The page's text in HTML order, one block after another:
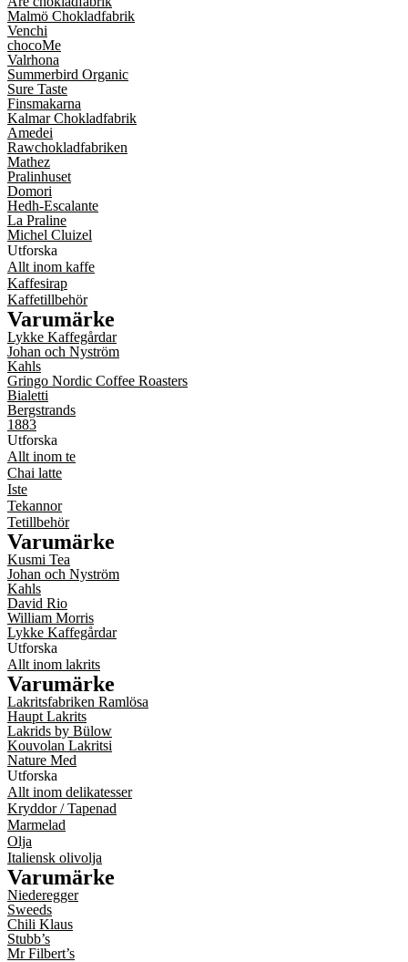
Malmö Chokladfabrik
Venchi
chocoMe
Valrhona
Summerbird Organic
Sure Taste
Finsmakarna
Kalmar Chokladfabrik
Amedei
Rawchokladfabriken
Mathez
Pralinhuset
Domori
Hedh-Escalante
La Praline
Michel Cluizel
Utforska
Allt inom kaffe
Kaffesirap
Kaffetillbehör
Varumärke
Lykke Kaffegårdar
Johan och Nyström
Kahls
Gringo Nordic Coffee Roasters
Bialetti
Bergstrands
1883
Utforska
Allt inom te
Chai latte
Iste
Tekannor
Tetillbehör
Varumärke
Kusmi Tea
Johan och Nyström
Kahls
David Rio
William Morris
Lykke Kaffegårdar
Utforska
Allt inom lakrits
Varumärke
Lakritsfabriken Ramlösa
Haupt Lakrits
Lakrids by Bülow
Kouvolan Lakritsi
Nature Med
Utforska
Allt inom delikatesser
Kryddor / Tapenad
Marmelad
Olja
Italiensk olivolja
Varumärke
Niederegger
Sweeds
Chili Klaus
Stubb’s
Mr Filbert’s